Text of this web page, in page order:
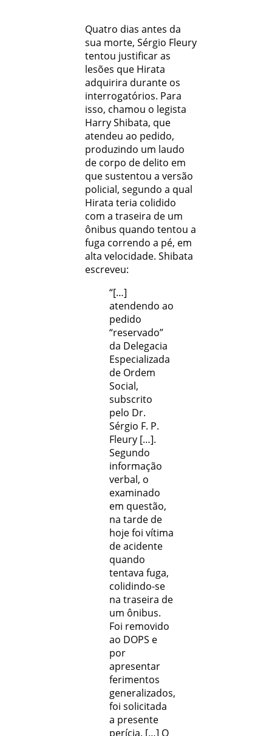
Quatro dias antes da
sua morte, Sérgio Fleury
tentou justiﬁcar as
lesões que Hirata
adquirira durante os
interrogatórios. Para
isso, chamou o legista
Harry Shibata, que
atendeu ao pedido,
produzindo um laudo
de corpo de delito em
que sustentou a versão
policial, segundo a qual
Hirata teria colidido
com a traseira de um
ônibus quando tentou a
fuga correndo a pé, em
alta velocidade. Shibata
escreveu:
“[…]
atendendo ao
pedido
“reservado”
da Delegacia
Especializada
de Ordem
Social,
subscrito
pelo Dr.
Sérgio F. P.
Fleury […].
Segundo
informação
verbal, o
examinado
em questão,
na tarde de
hoje foi vítima
de acidente
quando
tentava fuga,
colidindo-se
na traseira de
um ônibus.
Foi removido
ao DOPS e
por
apresentar
ferimentos
generalizados,
foi solicitada
a presente
perícia. […] O